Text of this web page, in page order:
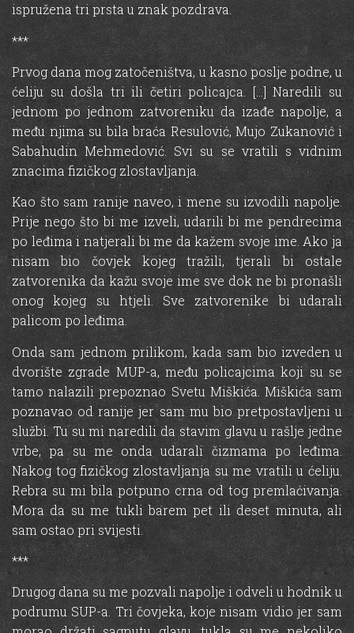
ispružena tri prsta u znak pozdrava.
***
Prvog dana mog zatočeništva, u kasno poslje podne, u
ćeliju su došla tri ili četiri policajca. […] Naredili su
jednom po jednom zatvoreniku da izađe napolje, a
među njima su bila braća Resulović, Mujo Zukanović i
Sabahudin Mehmedović. Svi su se vratili s vidnim
znacima fizičkog zlostavljanja.
Kao što sam ranije naveo, i mene su izvodili napolje.
Prije nego što bi me izveli, udarili bi me pendrecima
po leđima i natjerali bi me da kažem svoje ime. Ako ja
nisam bio čovjek kojeg tražili, tjerali bi ostale
zatvorenika da kažu svoje ime sve dok ne bi pronašli
onog kojeg su htjeli. Sve zatvorenike bi udarali
palicom po leđima.
Onda sam jednom prilikom, kada sam bio izveden u
dvorište zgrade MUP-a, među policajcima koji su se
tamo nalazili prepoznao Svetu Miškića. Miškića sam
poznavao od ranije jer sam mu bio pretpostavljeni u
službi. Tu su mi naredili da stavim glavu u rašlje jedne
vrbe, pa su me onda udarali čizmama po leđima.
Nakog tog fizičkog zlostavljanja su me vratili u ćeliju.
Rebra su mi bila potpuno crna od tog premlaćivanja.
Mora da su me tukli barem pet ili deset minuta, ali
sam ostao pri svijesti.
***
Drugog dana su me pozvali napolje i odveli u hodnik u
podrumu SUP-a. Tri čovjeka, koje nisam vidio jer sam